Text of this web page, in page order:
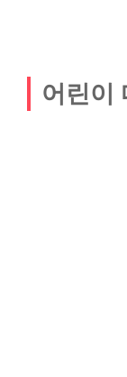
어린이